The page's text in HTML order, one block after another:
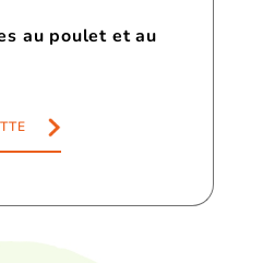
au poulet et au